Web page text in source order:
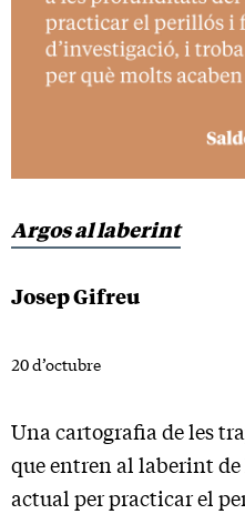
Argos al laberint
Josep Gifreu
20 d’octubre
Una cartografia de les
que entren al laberint
actual per practicar el